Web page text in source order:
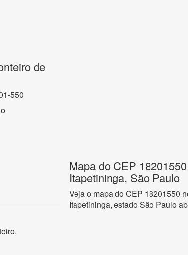
de
550
Mapa do CEP
Itapetininga, São Paulo
Veja o mapa do CEP 18201550
Itapetininga, estado São Paulo